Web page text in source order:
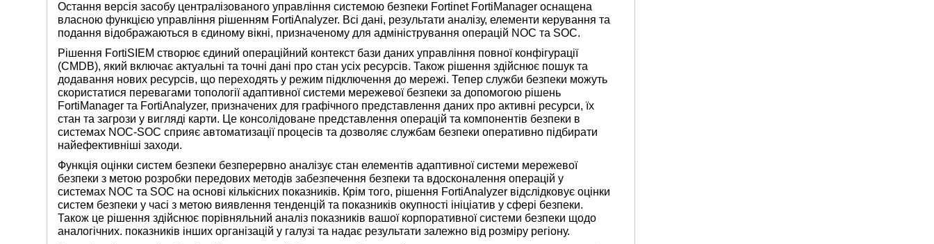
Остання версія засобу централізованого управління системою безпеки Fortinet FortiManager оснащена
власною функцією управління рішенням FortiAnalyzer. Всі дані, результати аналізу, елементи керування та
подання відображаються в єдиному вікні, призначеному для адміністрування операцій NOC та SOC.
Рішення FortiSIEM створює єдиний операційний контекст бази даних управління повної конфігурації
(CMDB), який включає актуальні та точні дані про стан усіх ресурсів. Також рішення здійснює пошук та
додавання нових ресурсів, що переходять у режим підключення до мережі. Тепер служби безпеки можуть
скористатися перевагами топології адаптивної системи мережевої безпеки за допомогою рішень
FortiManager та FortiAnalyzer, призначених для графічного представлення даних про активні ресурси, їх
стан та загрози у вигляді карти. Це консолідоване представлення операцій та компонентів безпеки в
системах NOC-SOC сприяє автоматизації процесів та дозволяє службам безпеки оперативно підбирати
найефективніші заходи.
Функція оцінки систем безпеки безперервно аналізує стан елементів адаптивної системи мережевої
безпеки з метою розробки передових методів забезпечення безпеки та вдосконалення операцій у
системах NOC та SOC на основі кількісних показників. Крім того, рішення FortiAnalyzer відслідковує оцінки
систем безпеки у часі з метою виявлення тенденцій та показників окупності ініціатив у сфері безпеки.
Також це рішення здійснює порівняльний аналіз показників вашої корпоративної системи безпеки щодо
аналогічних. показників інших організацій у галузі та надає результати залежно від розміру регіону.